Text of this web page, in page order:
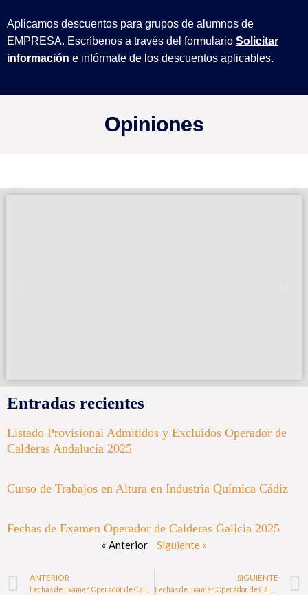
Aplicamos descuentos para grupos de alumnos de
EMPRESA. Escríbenos a través del formulario Solicitar
información e infórmate de los descuentos aplicables.
Opiniones
Entradas recientes
Listado Provisional Admitidos y Excluidos Operador de
Calderas Andalucía 2025
Curso de Trabajos en Altura en Industria Química Cádiz
Fechas de Examen Operador de Calderas Galicia 2025
« Anterior Siguiente »
ANTERIOR
Fechas de Examen Operador de Calderas Castilla y León 2024
SIGUIENTE
Fechas de Examen Operador de Calderas Navarra 2024